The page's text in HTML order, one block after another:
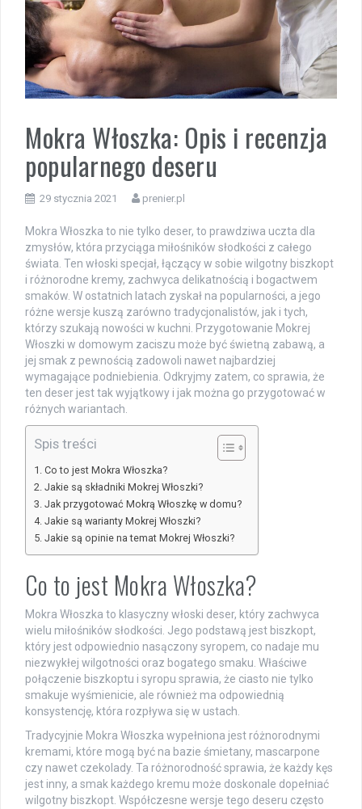
Mokra Włoszka: Opis i recenzja
popularnego deseru
29 stycznia 2021 prenier.pl
Mokra Włoszka to nie tylko deser, to prawdziwa uczta dla
zmysłów, która przyciąga miłośników słodkości z całego
świata. Ten włoski specjał, łączący w sobie wilgotny biszkopt
i różnorodne kremy, zachwyca delikatnością i bogactwem
smaków. W ostatnich latach zyskał na popularności, a jego
różne wersje kuszą zarówno tradycjonalistów, jak i tych,
którzy szukają nowości w kuchni. Przygotowanie Mokrej
Włoszki w domowym zaciszu może być świetną zabawą, a
jej smak z pewnością zadowoli nawet najbardziej
wymagające podniebienia. Odkryjmy zatem, co sprawia, że
ten deser jest tak wyjątkowy i jak można go przygotować w
różnych wariantach.
Spis treści
Co to jest Mokra Włoszka?
Jakie są składniki Mokrej Włoszki?
Jak przygotować Mokrą Włoszkę w domu?
Jakie są warianty Mokrej Włoszki?
Jakie są opinie na temat Mokrej Włoszki?
Co to jest Mokra Włoszka?
Mokra Włoszka to klasyczny włoski deser, który zachwyca
wielu miłośników słodkości. Jego podstawą jest biszkopt,
który jest odpowiednio nasączony syropem, co nadaje mu
niezwykłej wilgotności oraz bogatego smaku. Właściwe
połączenie biszkoptu i syropu sprawia, że ciasto nie tylko
smakuje wyśmienicie, ale również ma odpowiednią
konsystencję, która rozpływa się w ustach.
Tradycyjnie Mokra Włoszka wypełniona jest różnorodnymi
kremami, które mogą być na bazie śmietany, mascarpone
czy nawet czekolady. Ta różnorodność sprawia, że każdy kęs
jest inny, a smak każdego kremu może doskonale dopełniać
wilgotny biszkopt. Współczesne wersje tego deseru często